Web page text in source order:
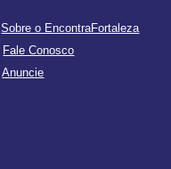
Sobre o EncontraFortaleza
Fale Conosco
Anuncie